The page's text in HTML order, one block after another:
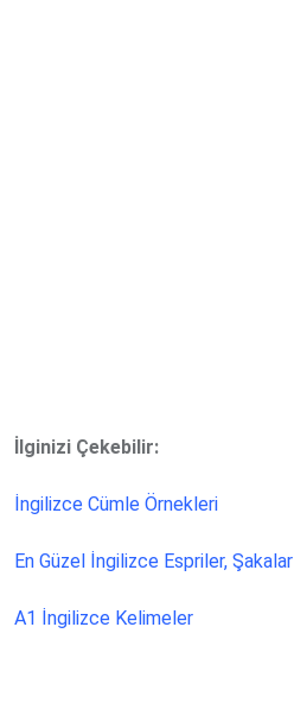
İlginizi Çekebilir:
İngilizce Cümle Örnekleri
En Güzel İngilizce Espriler,
A1 İngilizce Kelimeler